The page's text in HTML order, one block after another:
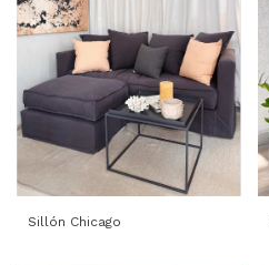
Sillón Chicago